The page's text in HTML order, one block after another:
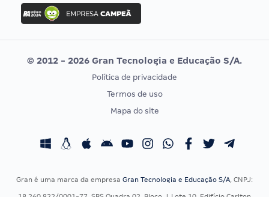
Concurso Ibama
Concurso MPU
Editais publicados
Vunesp
CONCURSOS POR PROFISSÃO
Concursos Fiscais
EXAME DE ORDEM
Calendário OAB
© 2012 - 2026 Gran Tecnologia e Educação S/A.
Política de privacidade
Termos de uso
Mapa do site
Gran é uma marca da empresa Gran Tecnologia e Educação S/A, CNPJ: